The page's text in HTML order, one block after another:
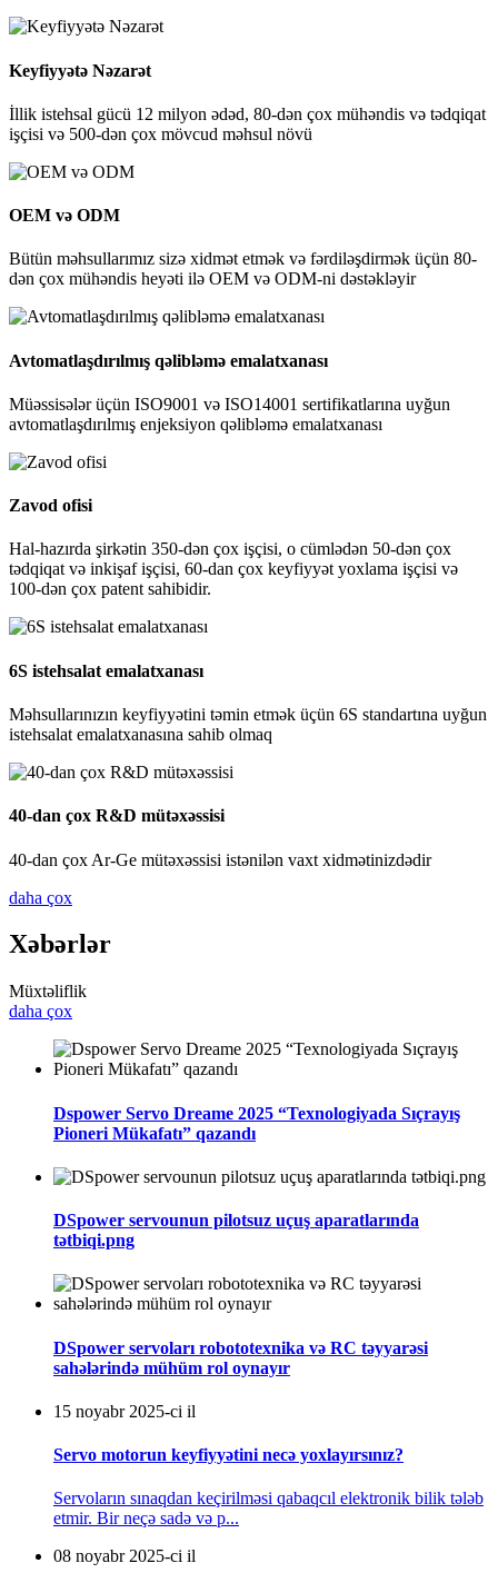
Keyfiyyətə Nəzarət
İllik istehsal gücü 12 milyon ədəd, 80-dən çox mühəndis və tədqiqat
işçisi və 500-dən çox mövcud məhsul növü
OEM və ODM
Bütün məhsullarımız sizə xidmət etmək və fərdiləşdirmək üçün 80-
dən çox mühəndis heyəti ilə OEM və ODM-ni dəstəkləyir
Avtomatlaşdırılmış qəlibləmə emalatxanası
Müəssisələr üçün ISO9001 və ISO14001 sertifikatlarına uyğun
avtomatlaşdırılmış enjeksiyon qəlibləmə emalatxanası
Zavod ofisi
Hal-hazırda şirkətin 350-dən çox işçisi, o cümlədən 50-dən çox
tədqiqat və inkişaf işçisi, 60-dan çox keyfiyyət yoxlama işçisi və
100-dən çox patent sahibidir.
6S istehsalat emalatxanası
Məhsullarınızın keyfiyyətini təmin etmək üçün 6S standartına uyğun
istehsalat emalatxanasına sahib olmaq
40-dan çox R&D mütəxəssisi
40-dan çox Ar-Ge mütəxəssisi istənilən vaxt xidmətinizdədir
daha çox
Xəbərlər
Müxtəliflik
daha çox
Dspower Servo Dreame 2025 “Texnologiyada Sıçrayış
Pioneri Mükafatı” qazandı
DSpower servounun pilotsuz uçuş aparatlarında
tətbiqi.png
DSpower servoları robototexnika və RC təyyarəsi
sahələrində mühüm rol oynayır
15 noyabr 2025-ci il
Servo motorun keyfiyyətini necə yoxlayırsınız?
Servoların sınaqdan keçirilməsi qabaqcıl elektronik bilik tələb
etmir. Bir neçə sadə və p...
08 noyabr 2025-ci il